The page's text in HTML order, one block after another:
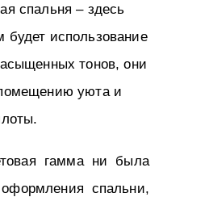
спальня – здесь
будет использование
тонов, они
уюта и
гамма ни была
спальни,